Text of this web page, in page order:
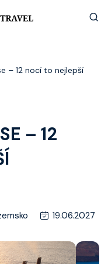
– 12 nocí to nejlepší
– 12
19.06.2027